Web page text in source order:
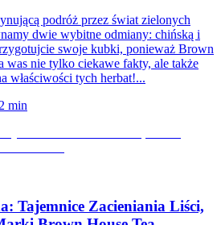
podróż przez świat zielonych
dwie wybitne odmiany: chińską i
swoje kubki, ponieważ Brown
was nie tylko ciekawe fakty, ale także
właściwości tych herbat!...
min
Tajemnice Zacieniania Liści,